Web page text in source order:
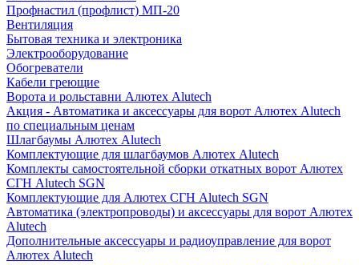
Профнастил (профлист) МП-20
Вентиляция
Бытовая техника и электроника
Электрооборудование
Обогреватели
Кабели греющие
Ворота и рольставни Алютех Alutech
Акция - Автоматика и аксессуары для ворот Алютех Alutech
по специальным ценам
Шлагбаумы Алютех Alutech
Комплектующие для шлагбаумов Алютех Alutech
Комплекты самостоятельной сборки откатных ворот Алютех
СГН Alutech SGN
Комплектующие для Алютех СГН Alutech SGN
Автоматика (электропроводы) и аксессуары для ворот Алютех
Alutech
Дополнительные аксессуары и радиоуправление для ворот
Алютех Alutech